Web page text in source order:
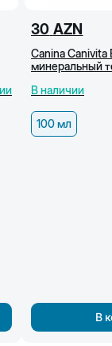
30 AZN
Canina
минеральный
ситуациях, 100
В наличии
100 мл
В